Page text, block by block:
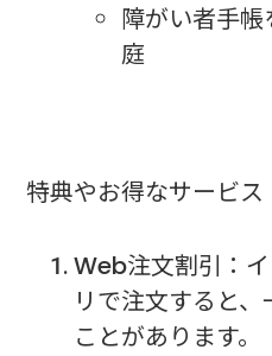
障がい者手
庭
特典やお得なサービス
Web注文割引：
リで注文すると
ことがあります。